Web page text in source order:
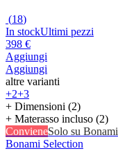
(18)
In stockUltimi pezzi
398 €
Aggiungi
Aggiungi
altre varianti
+2+3
+ Dimensioni (2)
+ Materasso incluso (2)
ConvieneSolo su Bonami
Bonami Selection